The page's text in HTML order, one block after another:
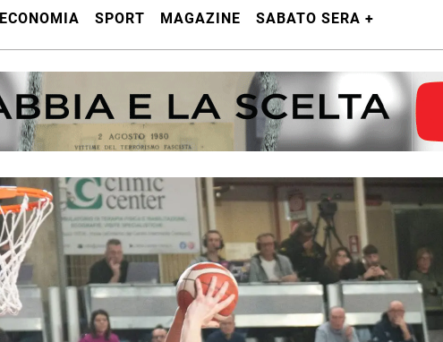
ECONOMIA SPORT MAGAZINE SABATO SERA +